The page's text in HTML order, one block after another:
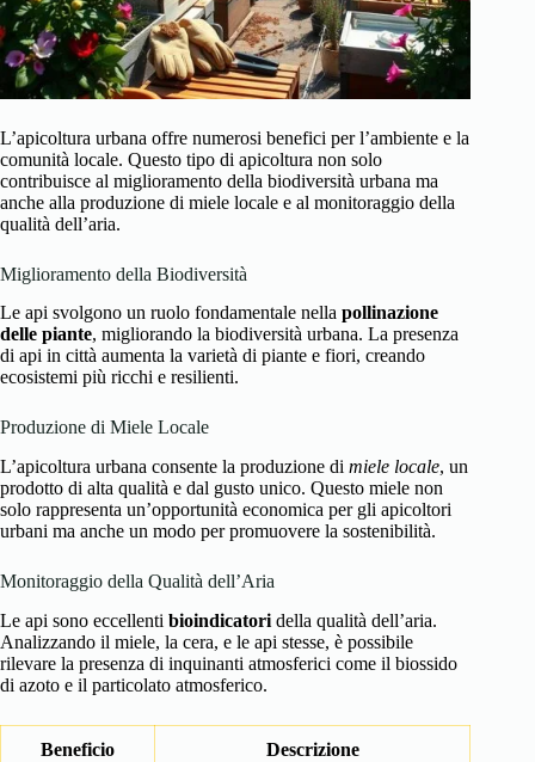
L’apicoltura urbana offre numerosi benefici per l’ambiente e la
comunità locale. Questo tipo di apicoltura non solo
contribuisce al miglioramento della biodiversità urbana ma
anche alla produzione di miele locale e al monitoraggio della
qualità dell’aria.
Miglioramento della Biodiversità
Le api svolgono un ruolo fondamentale nella pollinazione
delle piante, migliorando la biodiversità urbana. La presenza
di api in città aumenta la varietà di piante e fiori, creando
ecosistemi più ricchi e resilienti.
Produzione di Miele Locale
L’apicoltura urbana consente la produzione di miele locale, un
prodotto di alta qualità e dal gusto unico. Questo miele non
solo rappresenta un’opportunità economica per gli apicoltori
urbani ma anche un modo per promuovere la sostenibilità.
Monitoraggio della Qualità dell’Aria
Le api sono eccellenti bioindicatori della qualità dell’aria.
Analizzando il miele, la cera, e le api stesse, è possibile
rilevare la presenza di inquinanti atmosferici come il biossido
di azoto e il particolato atmosferico.
Beneficio Descrizione